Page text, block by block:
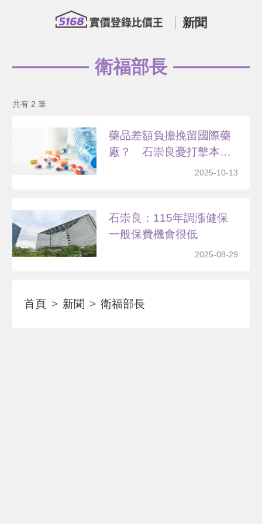
新聞
衛福部長
共有 2 筆
藥品差額負擔挽留國際藥
廠？ 石崇良憂打擊本土
2025-10-13
石崇良：115年調漲健保
一般保費機會很低
2025-08-29
首頁 新聞 衛福部長